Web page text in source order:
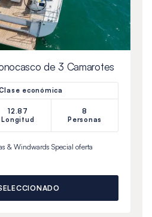
de 3 Camarotes
económica
12.87
Longitud
8
Personas
& Windwards Special oferta